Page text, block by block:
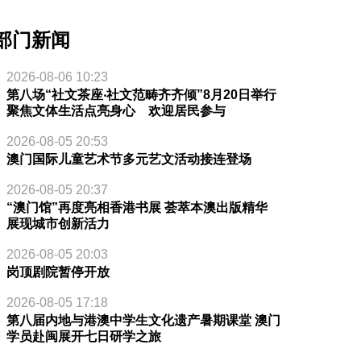
门新闻
2026-08-06 10:23
第八场“社文茶座‧社文范畴齐齐倾”8月20日举行
聚焦文体生活点亮身心 欢迎居民参与
2026-08-05 20:53
澳门国际儿童艺术节多元艺文活动接连登场
2026-08-05 20:37
“澳门馆”再度亮相香港书展 荟萃本澳出版精华
展现城市创新活力
2026-08-05 20:03
岗顶剧院暂停开放
2026-08-05 17:18
第八届内地与港澳中学生文化遗产暑期课堂 澳门
学员赴闽展开七日研学之旅